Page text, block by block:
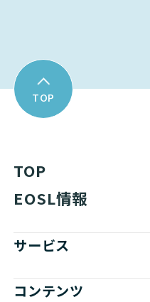
TOP
TOP
EOSL情報
サービス
コンテンツ